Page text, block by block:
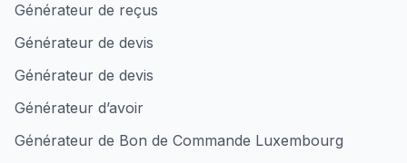
Générateur de reçus
Générateur de devis
Générateur de devis
Générateur d’avoir
Générateur de Bon de Commande Luxembourg